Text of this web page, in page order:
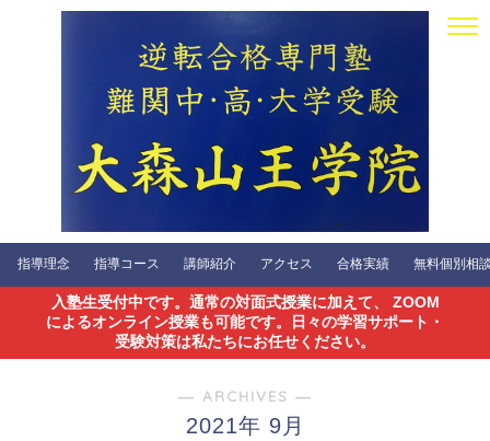
指導理念 指導コース 講師紹介 アクセス 合格実績 無料個別相
入塾生受付中です。通常の対面式授業に加えて、 ZOOM
によるオンライン授業も可能です。日々の学習サポート・
受験対策は私たちにお任せください。
― ARCHIVES ―
2021年 9月